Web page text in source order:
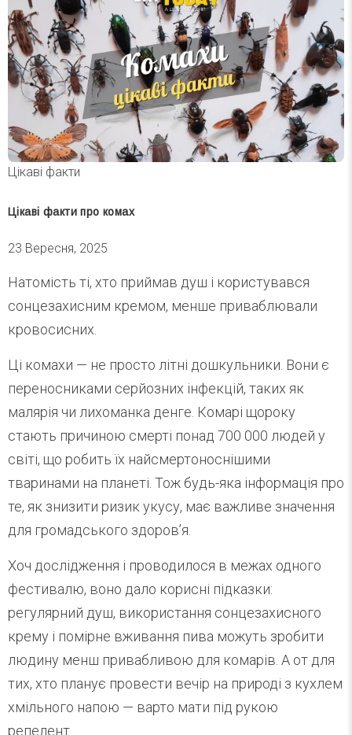
Цікаві факти
Цікаві факти про комах
23 Вересня, 2025
Натомість ті, хто приймав душ і користувався
сонцезахисним кремом, менше приваблювали
кровосисних.
Ці комахи — не просто літні дошкульники. Вони є
переносниками серйозних інфекцій, таких як
малярія чи лихоманка денге. Комарі щороку
стають причиною смерті понад 700 000 людей у
світі, що робить їх найсмертоноснішими
тваринами на планеті. Тож будь-яка інформація про
те, як знизити ризик укусу, має важливе значення
для громадського здоров’я.
Хоч дослідження і проводилося в межах одного
фестивалю, воно дало корисні підказки:
регулярний душ, використання сонцезахисного
крему і помірне вживання пива можуть зробити
людину менш привабливою для комарів. А от для
тих, хто планує провести вечір на природі з кухлем
хмільного напою — варто мати під рукою
репелент.